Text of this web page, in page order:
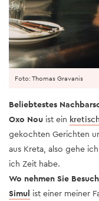
Foto: Thomas Gravanis
Beliebtestes
Oxo Nou ist ein
gekochten Gerichten
aus Kreta, also gehe
ich Zeit habe.
Wo nehmen Sie
Simul ist einer meiner